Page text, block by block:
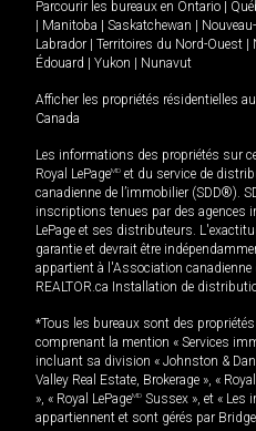
Parcourir les bureaux en Ontario
Manitoba Saskatchewan
Labrador
Territoires du Nord-Ouest
Édouard
Yukon Nunavut
Afficher les propriétés résidentielles
Canada
Les informations des propriétés sur
Royal LePageMD et du service de
canadienne de l’immobilier (SDD®).
inscriptions tenues par des agences
LePage et ses distributeurs.
garantie et devrait être
appartient à l'Association canadienne
REALTOR.ca Installation de
*Tous les bureaux sont des
comprenant la mention « Services
incluant sa division « Johnston &
Valley Real Estate, Brokerage », «
», « Royal LePageMD Sussex », et « Les
appartiennent et sont gérés par